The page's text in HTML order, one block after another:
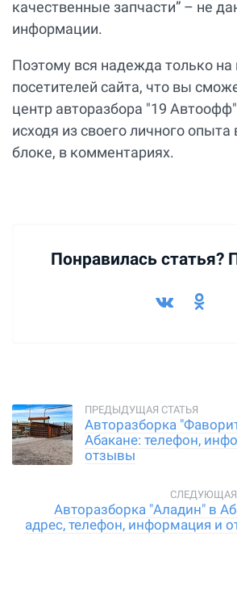
качественные запчасти” – не
информации.
Поэтому вся надежда только на
посетителей сайта, что вы
центр авторазбора "19
исходя из своего личного
блоке, в комментариях.
Понравилась статья?
Авторазборка
Абакане: телефон,
отзывы
Авторазборка "Аладин" в
адрес, телефон, информация и